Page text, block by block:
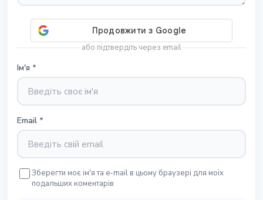
або підтвердіть через email
Ім'я *
Email *
Зберегти моє ім'я та e-mail в цьому браузері для моїх
подальших коментарів